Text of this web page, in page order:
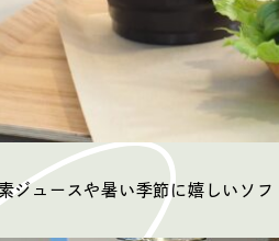
ジュースや暑い季節に嬉しいソフ